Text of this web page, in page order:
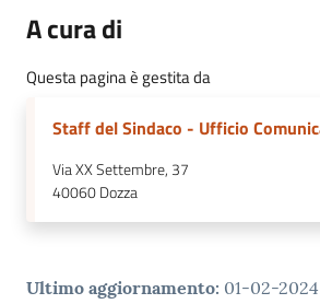
A cura di
Questa pagina è gestita da
Staff del Sindaco - Ufficio
Via XX Settembre, 37
40060Dozza
Ultimo aggiornamento: 01-02-